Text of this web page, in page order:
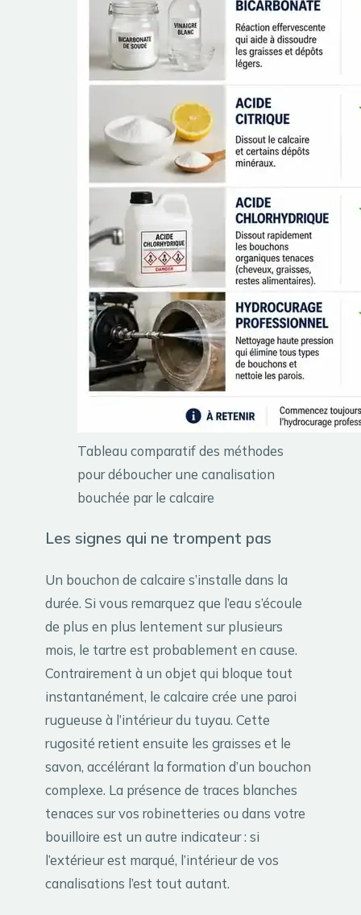
Tableau comparatif des méthodes
pour déboucher une canalisation
bouchée par le calcaire
Les signes qui ne trompent pas
Un bouchon de calcaire s’installe dans la
durée. Si vous remarquez que l’eau s’écoule
de plus en plus lentement sur plusieurs
mois, le tartre est probablement en cause.
Contrairement à un objet qui bloque tout
instantanément, le calcaire crée une paroi
rugueuse à l’intérieur du tuyau. Cette
rugosité retient ensuite les graisses et le
savon, accélérant la formation d’un bouchon
complexe. La présence de traces blanches
tenaces sur vos robinetteries ou dans votre
bouilloire est un autre indicateur : si
l’extérieur est marqué, l’intérieur de vos
canalisations l’est tout autant.